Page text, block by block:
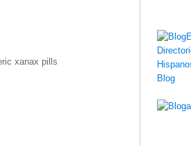
xanax pills